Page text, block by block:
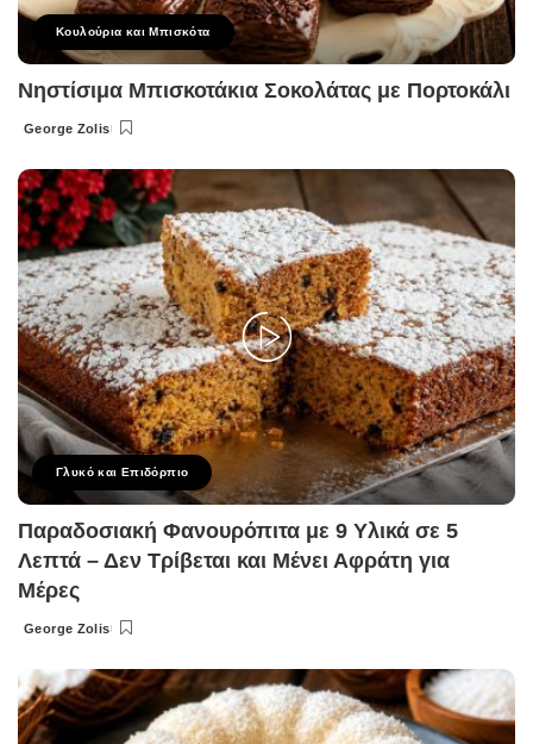
Κουλούρια και Μπισκότα
Νηστίσιμα Μπισκοτάκια Σοκολάτας με Πορτοκάλι
Posted
George Zolis
Γλυκό και Επιδόρπιο
Παραδοσιακή Φανουρόπιτα με 9 Υλικά σε 5
Λεπτά – Δεν Τρίβεται και Μένει Αφράτη για
Μέρες
Posted
George Zolis